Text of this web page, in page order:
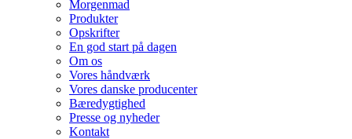
Morgenmad
Produkter
Opskrifter
En god start på dagen
Om os
Vores håndværk
Vores danske producenter
Bæredygtighed
Presse og nyheder
Kontakt